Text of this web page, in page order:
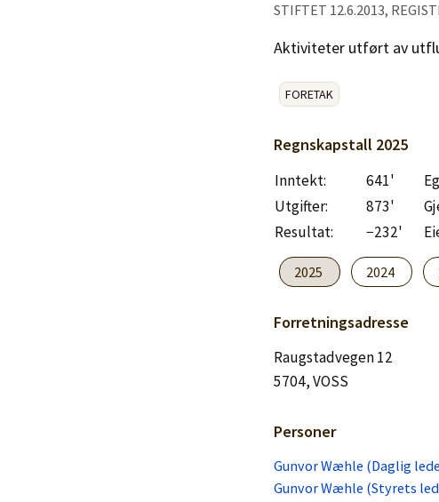
STIFTET 12.6.2013,
Aktiviteter utført av
FORETAK
Regnskapstall 2025
Inntekt: 641'
Utgifter:
873'
Resultat:
−232'
2025 2024
Forretningsadresse
Raugstadvegen 12
5704, VOSS
Personer
Gunvor Wæhle (Daglig
Gunvor Wæhle (Styrets